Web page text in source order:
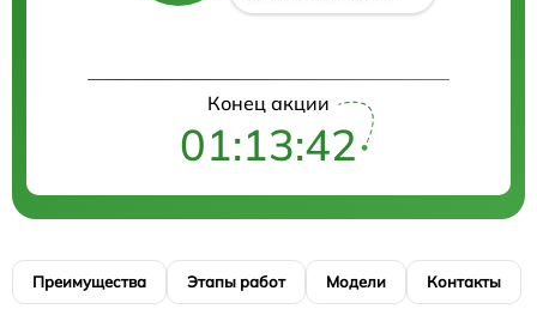
Конец акции
01:13:42
Преимущества Этапы работ Модели Контакты